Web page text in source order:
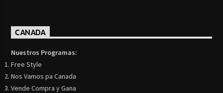
CANADA
Nuestros Programas:
Free Style
Nos Vamos pa Canada
Vende Compra y Gana